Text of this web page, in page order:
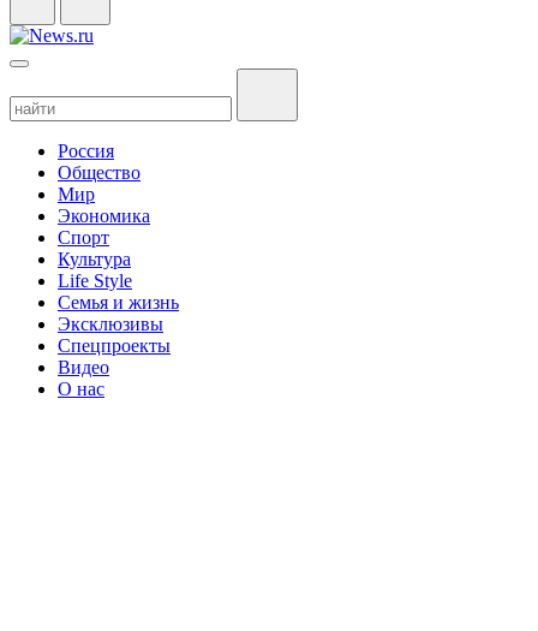
Россия
Общество
Мир
Экономика
Спорт
Культура
Life Style
Семья и жизнь
Эксклюзивы
Спецпроекты
Видео
О нас